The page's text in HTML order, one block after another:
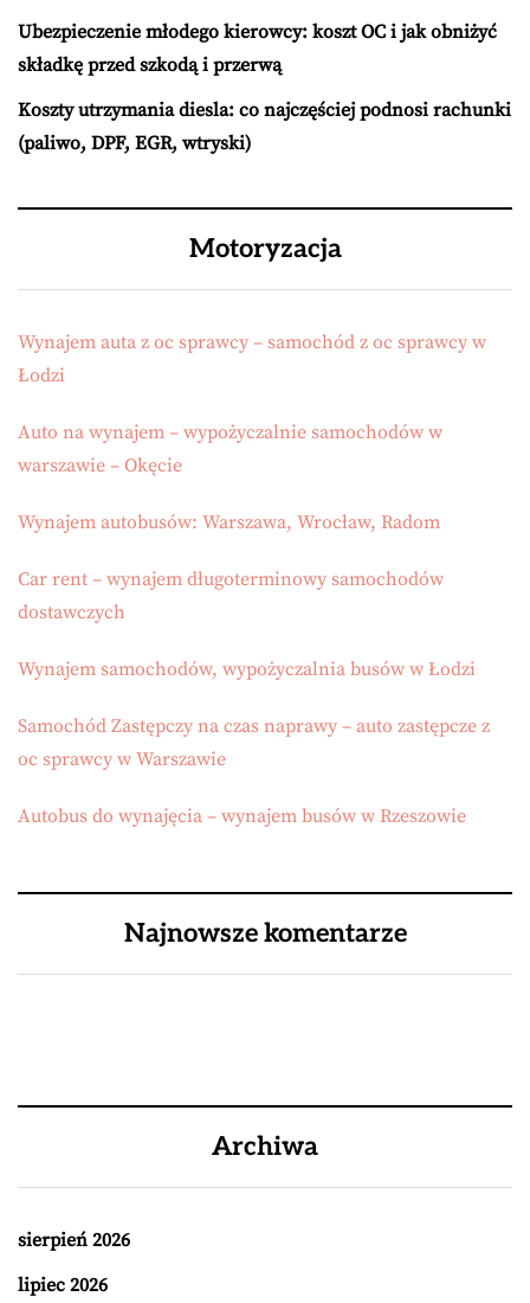
Ubezpieczenie młodego kierowcy: koszt OC i jak obniżyć
składkę przed szkodą i przerwą
Koszty utrzymania diesla: co najczęściej podnosi rachunki
(paliwo, DPF, EGR, wtryski)
Motoryzacja
Wynajem auta z oc sprawcy – samochód z oc sprawcy w
Łodzi
Auto na wynajem – wypożyczalnie samochodów w
warszawie – Okęcie
Wynajem autobusów: Warszawa, Wrocław, Radom
Car rent – wynajem długoterminowy samochodów
dostawczych
Wynajem samochodów, wypożyczalnia busów w Łodzi
Samochód Zastępczy na czas naprawy – auto zastępcze z
oc sprawcy w Warszawie
Autobus do wynajęcia – wynajem busów w Rzeszowie
Najnowsze komentarze
Archiwa
sierpień 2026
lipiec 2026